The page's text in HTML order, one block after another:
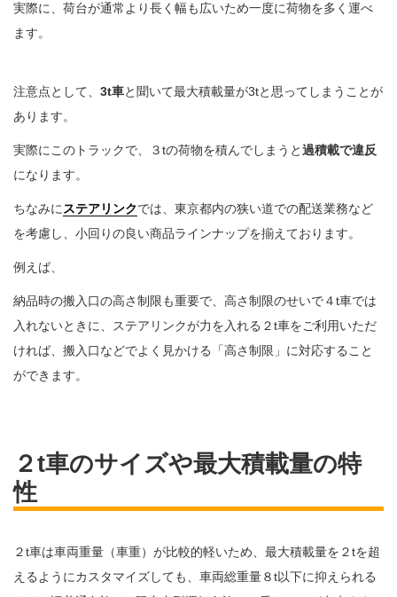
実際に、荷台が通常より長く幅も広いため一度に荷物を多く運べ
ます。
注意点として、 3t車と聞いて最大積載量が3tと思ってしまうことが
あります。
実際にこのトラックで、３tの荷物を積んでしまうと過積載で違反
になります。
ちなみにステアリンクでは、東京都内の狭い道での配送業務など
を考慮し、小回りの良い商品ラインナップを揃えております。
例えば、
納品時の搬入口の高さ制限も重要で、高さ制限のせいで４t車では
入れないときに、ステアリンクが力を入れる２t車をご利用いただ
ければ、搬入口などでよく見かける「高さ制限」に対応すること
ができます。
２t車のサイズや最大積載量の特
性
２t車は車両重量（車重）が比較的軽いため、最大積載量を２tを超
えるようにカスタマイズしても、車両総重量８t以下に抑えられる